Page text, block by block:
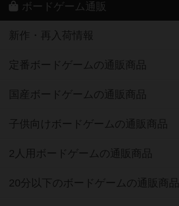
ボードゲーム通販
新作・再入荷情報
定番ボードゲームの通販商品
国産ボードゲームの通販商品
子供向けボードゲームの通販商品
2人用ボードゲームの通販商品
20分以下のボードゲームの通販商品